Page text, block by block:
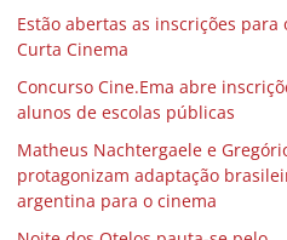
Estão abertas as inscrições para
Curta Cinema
Concurso Cine.Ema abre
alunos de escolas públicas
Matheus Nachtergaele e
protagonizam adaptação
argentina para o cinema